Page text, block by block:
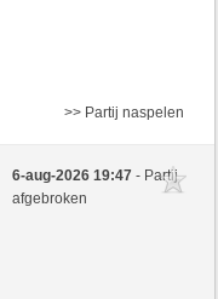
>> Partij naspelen
6-aug-2026 19:47- Partij
afgebroken